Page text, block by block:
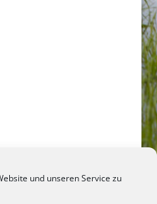
und unseren Service zu